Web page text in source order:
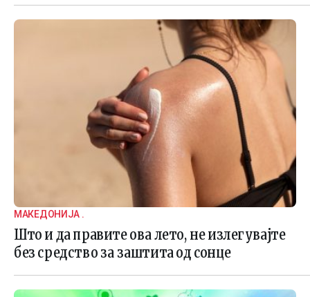
МАКЕДОНИЈА .
Што и да правите ова лето, не излегувајте
без средство за заштита од сонце